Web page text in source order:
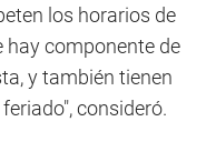
los horarios de
hay componente de
y también tienen
consideró.